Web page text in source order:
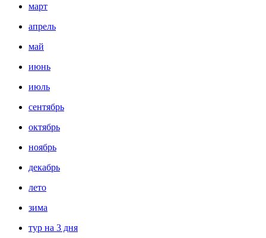
март
апрель
май
июнь
июль
сентябрь
октябрь
ноябрь
декабрь
лето
зима
тур на 3 дня